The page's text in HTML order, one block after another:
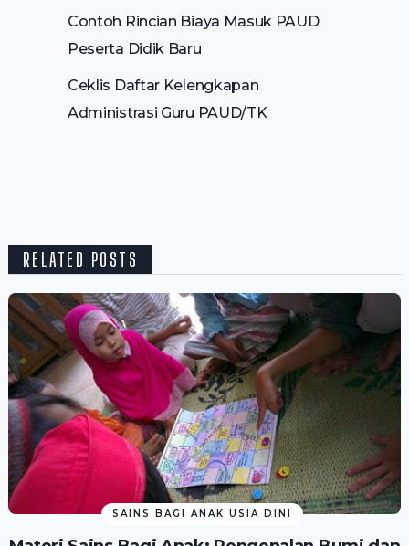
Contoh Rincian Biaya Masuk PAUD
Peserta Didik Baru
Ceklis Daftar Kelengkapan
Administrasi Guru PAUD/TK
RELATED POSTS
SAINS BAGI ANAK USIA DINI